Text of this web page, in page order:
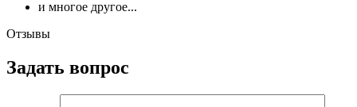
и многое другое...
Отзывы
Задать вопрос